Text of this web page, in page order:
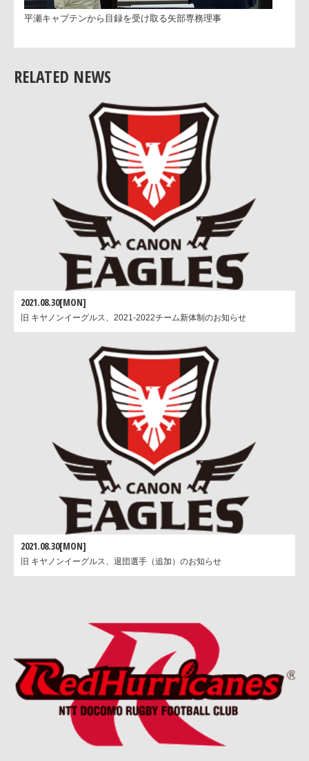
平瀬キャプテンから目録を受け取る矢部専務理事
RELATED NEWS
2021.08.30[MON]
旧 キヤノンイーグルス、2021-2022チーム新体制のお知らせ
2021.08.30[MON]
旧 キヤノンイーグルス、退団選手（追加）のお知らせ